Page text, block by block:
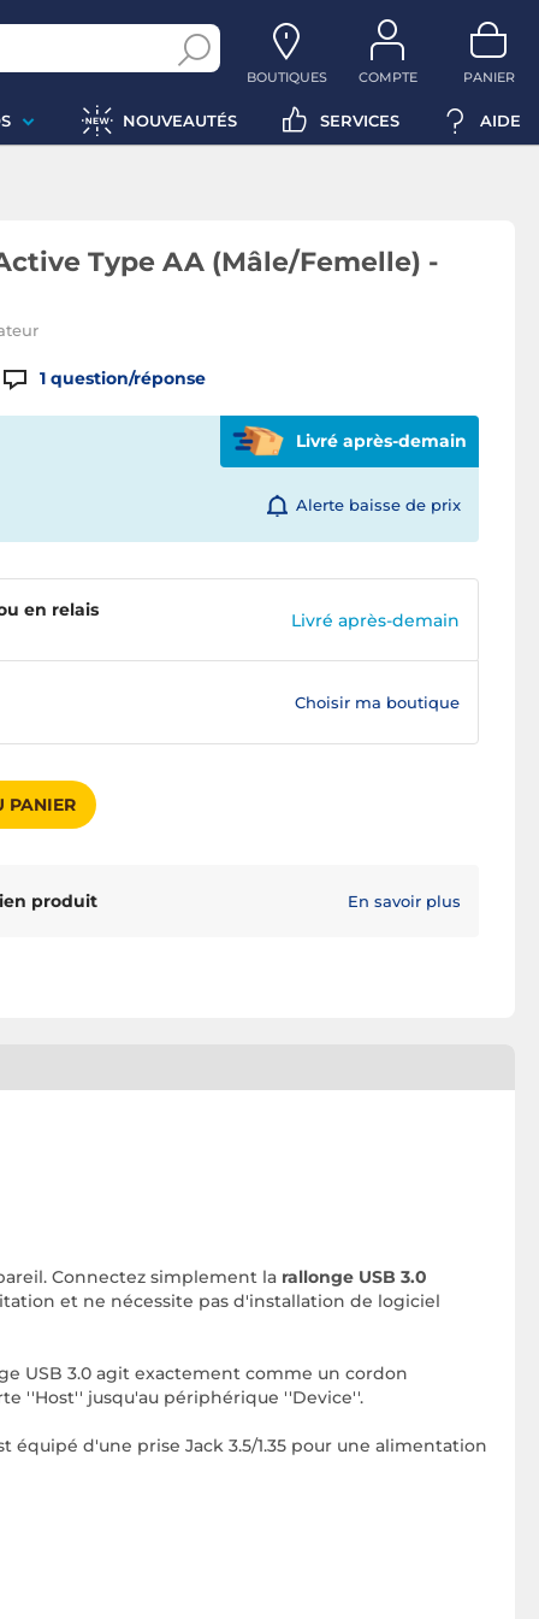
BOUTIQUES COMPTE PANIER
NOUVEAUTÉS SERVICES AIDE
Type AA (Mâle/Femelle) -
1 question/réponse
Livré après-demain
Alerte baisse de prix
PANIER
en relais Livré après-demain
Choisir ma boutique
produit En savoir plus
Connectez simplement la rallonge USB 3.0
et ne nécessite pas d'installation de logiciel
USB 3.0 agit exactement comme un cordon
''Host'' jusqu'au périphérique ''Device''.
équipé d'une prise Jack 3.5/1.35 pour une alimentation